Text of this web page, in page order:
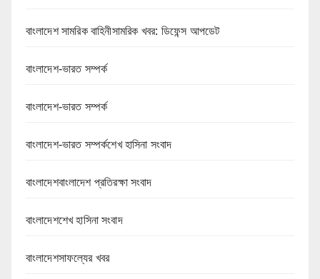
বাংলাদেশ সামরিক বাহিনীসামরিক খবর: ডিফেন্স আপডেট
বাংলাদেশ-ভারত সম্পর্ক
বাংলাদেশ-ভারত সম্পর্ক
বাংলাদেশ-ভারত সম্পর্কশেখ হাসিনা সংবাদ
বাংলাদেশবাংলাদেশ প্রতিরক্ষা সংবাদ
বাংলাদেশশেখ হাসিনা সংবাদ
বাংলাদেশসাফল্যের খবর